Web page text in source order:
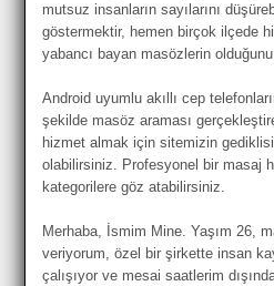
mutsuz insanların sayılarını
göstermektir, hemen birçok ilçede
yabancı bayan masözlerin
Android uyumlu akıllı cep
şekilde masöz araması
hizmet almak için sitemizin gediklisi
olabilirsiniz. Profesyonel bir masaj
kategorilere göz atabilirsiniz.
Merhaba, İsmim Mine. Yaşım 26,
veriyorum, özel bir şirkette insan
çalışıyor ve mesai saatlerim